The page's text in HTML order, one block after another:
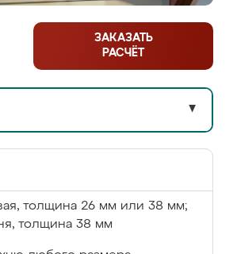
ЗАКАЗАТЬ
РАСЧЁТ
▼
толщина 26 мм или 38 мм;
толщина 38 мм